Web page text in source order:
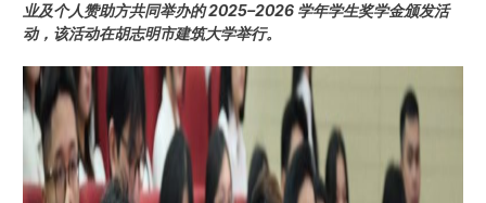
业及个人赞助方共同举办的 2025–2026 学年学生奖学金颁发活
动，该活动在胡志明市建筑大学举行。